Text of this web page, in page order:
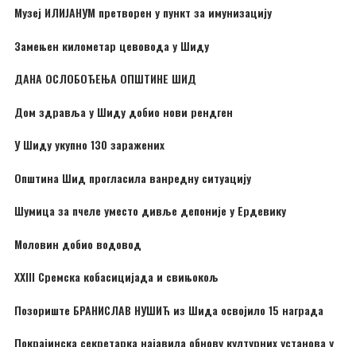
Музеј ИЛИЈАНУМ претворен у пункт за имунизацију
Замењен километар цевовода у Шиду
ДАНА ОСЛОБОЂЕЊА ОПШТИНЕ ШИД
Дом здравља у Шиду добио нови рендген
У Шиду укупно 130 заражених
Општина Шид прогласила ванредну ситуацију
Шумица за пчеле уместо дивље депоније у Ердевику
Моловин добио водовод
XXIII Сремска кобасицијада и свињокољ
Позориште БРАНИСЛАВ НУШИЋ из Шида освојило 15 награда
Покрајинска секретарка најавила обнову културних установа у